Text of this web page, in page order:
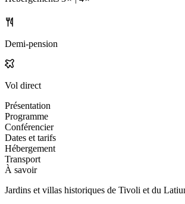
Demi-pension
Vol direct
Présentation
Programme
Conférencier
Dates et tarifs
Hébergement
Transport
À savoir
Jardins et villas historiques de Tivoli et du